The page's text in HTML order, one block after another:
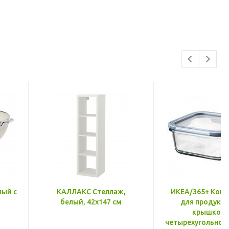
с
КАЛЛАКС Стеллаж,
белый, 42x147 см
ИКЕА/365+
для
крышкой,